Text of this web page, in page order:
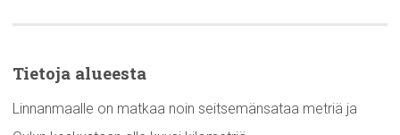
Tietoja alueesta
Linnanmaalle on matkaa noin seitsemänsataa metriä ja